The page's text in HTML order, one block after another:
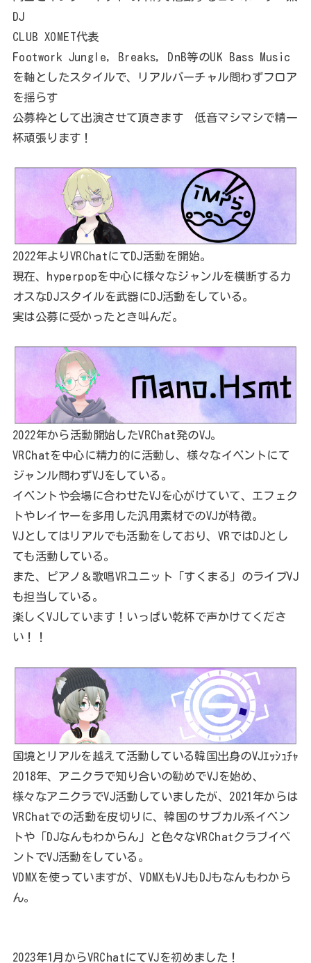
DJ
CLUB XOMET代表
Footwork Jungle, Breaks, DnB等のUK Bass Music
を軸としたスタイルで、リアルバーチャル問わずフロア
を揺らす
公募枠として出演させて頂きます 低音マシマシで精一
杯頑張ります！
2022年よりVRChatにてDJ活動を開始。
現在、hyperpopを中心に様々なジャンルを横断するカ
オスなDJスタイルを武器にDJ活動をしている。
実は公募に受かったとき叫んだ。
2022年から活動開始したVRChat発のVJ。
VRChatを中心に精力的に活動し、様々なイベントにて
ジャンル問わずVJをしている。
イベントや会場に合わせたVJを心がけていて、エフェク
トやレイヤーを多用した汎用素材でのVJが特徴。
VJとしてはリアルでも活動をしており、VRではDJとし
ても活動している。
また、ピアノ＆歌唱VRユニット「すくまる」のライブVJ
も担当している。
楽しくVJしています！いっぱい乾杯で声かけてくださ
い！！
国境とリアルを越えて活動している韓国出身のVJｴｯｼｭﾁｬ
2018年、アニクラで知り合いの勧めでVJを始め、
様々なアニクラでVJ活動していましたが、2021年からは
VRChatでの活動を皮切りに、韓国のサブカル系イベン
トや「DJなんもわからん」と色々なVRChatクラブイベ
ントでVJ活動をしている。
VDMXを使っていますが、VDMXもVJもDJもなんもわから
ん。